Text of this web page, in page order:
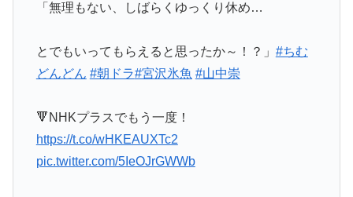
「無理もない、しばらくゆっくり休め…
とでもいってもらえると思ったか～！？」 #ちむ
どんどん #朝ドラ#宮沢氷魚 #山中崇
🔻NHKプラスでもう一度！
https://t.co/wHKEAUXTc2
pic.twitter.com/5IeOJrGWWb